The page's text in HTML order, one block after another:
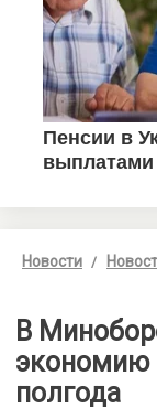
Новости
В
экономию
полгода